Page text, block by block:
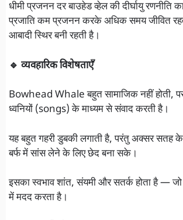
धीमी प्रजनन दर बाउहेड व्हेल की दीर्घायु रणनीति
प्रजाति कम प्रजनन करके अधिक समय जीवित
आबादी स्थिर बनी रहती है।
🔹 व्यवहारिक विशेषताएँ
Bowhead Whale बहुत सामाजिक नहीं होती,
ध्वनियों (songs) के माध्यम से संवाद करती है।
यह बहुत गहरी डुबकी लगाती है, परंतु अक्सर सतह के
बर्फ में सांस लेने के लिए छेद बना सके।
इसका स्वभाव शांत, संयमी और सतर्क होता है —
में मदद करता है।